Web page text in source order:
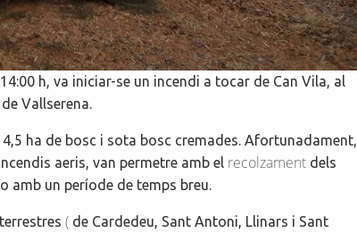
14:00 h, va iniciar-se un incendi a tocar de Can Vila, al
Vallserena.
ha de bosc i sota bosc cremades. Afortunadament,
aeris, van permetre amb el recolzament dels
amb un període de temps breu.
( de Cardedeu, Sant Antoni, Llinars i Sant